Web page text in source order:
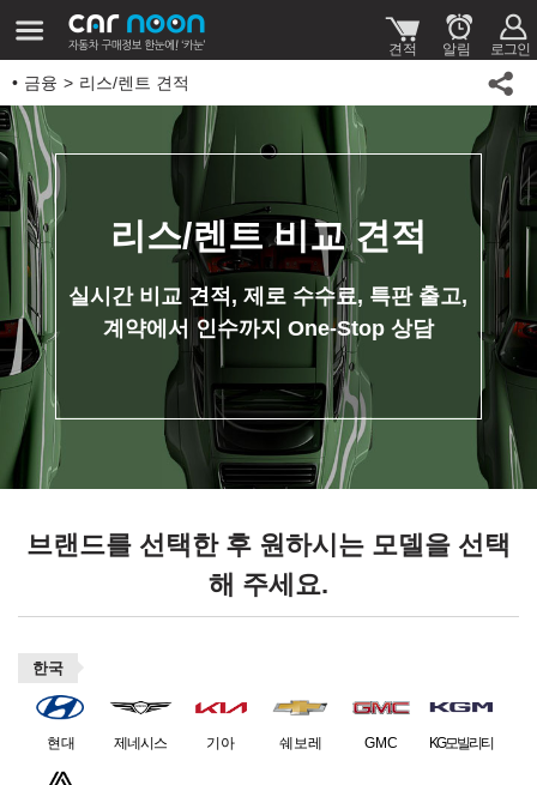
금융 리스/렌트 견적
리스/렌트 비교 견적
실시간 비교 견적, 제로 수수료, 특판 출고,
계약에서 인수까지 One-Stop 상담
브랜드를 선택한 후 원하시는 모델을 선택
해 주세요.
한국
현대 제네시스 기아 쉐보레 GMC KG모빌리티